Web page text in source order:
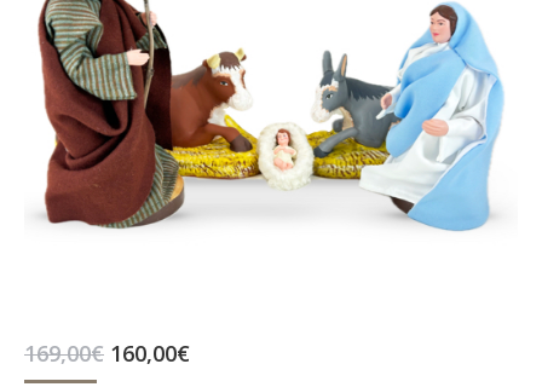
169,00€ Le
160,00€Le